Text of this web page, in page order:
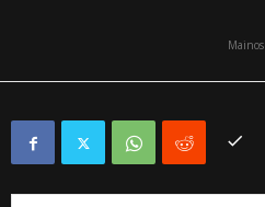
Mainos